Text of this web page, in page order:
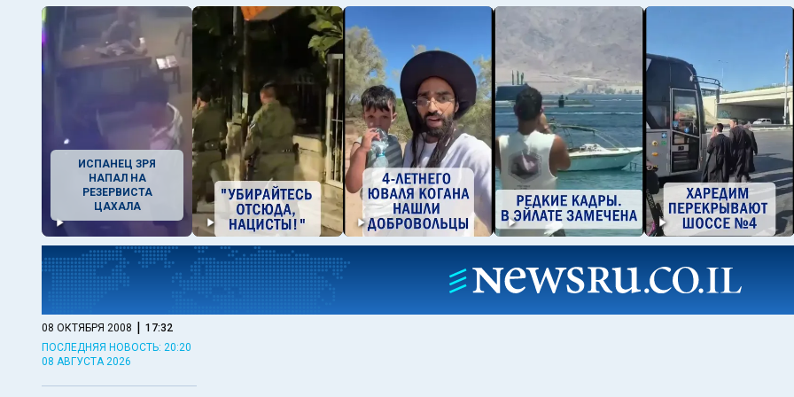
ИСПАНЕЦ ЗРЯ
НАПАЛ НА
РЕЗЕРВИСТА
ЦАХАЛА
08 ОКТЯБРЯ 2008 | 17:32
ПОСЛЕДНЯЯ НОВОСТЬ: 20:20
08 АВГУСТА 2026